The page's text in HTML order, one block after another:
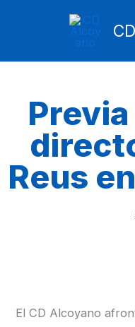
Reus
El CD Alcoyano